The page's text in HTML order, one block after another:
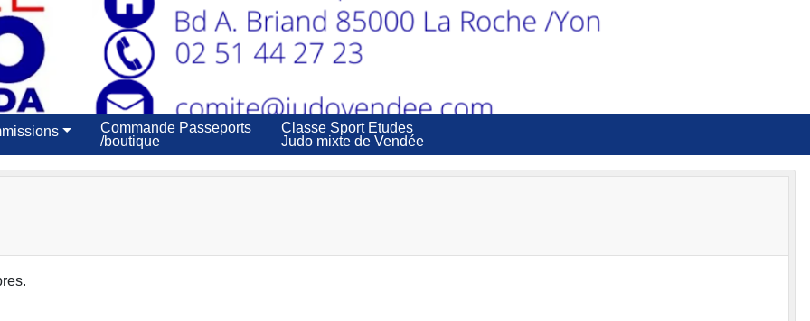
Commande Passeports
/boutique
Classe Sport Etudes
Judo mixte de Vendée